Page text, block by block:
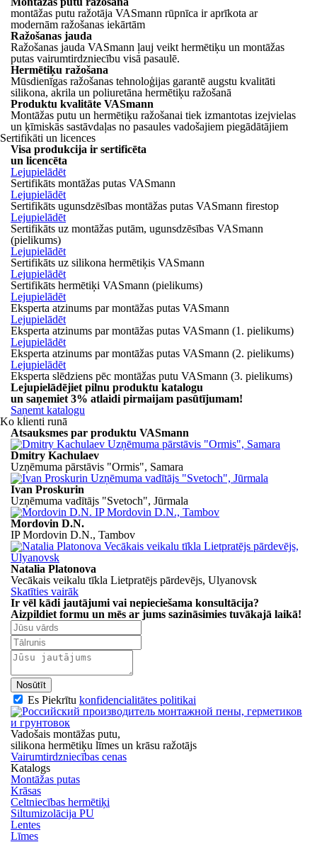
montāžas putu ražotāja VASmann rūpnīca ir aprīkota ar
modernām ražošanas iekārtām
Ražošanas jauda
Ražošanas jauda VASmann ļauj veikt hermētiķu un montāžas
putas vairumtirdzniecību visā pasaulē.
Hermētiķu ražošana
Mūsdienīgas ražošanas tehnoloģijas garantē augstu kvalitāti
silikona, akrila un poliuretāna hermētiķu ražošanā
Produktu kvalitāte VASmann
Montāžas putu un hermētiķu ražošanai tiek izmantotas izejvielas
un ķīmiskās sastāvdaļas no pasaules vadošajiem piegādātājiem
Sertifikāti un licences
Visa produkcija ir sertificēta
un licencēta
Lejupielādēt
Sertifikāts montāžas putas VASmann
Lejupielādēt
Sertifikāts ugunsdzēsības montāžas putas VASmann firestop
Lejupielādēt
Sertifikāts uz montāžas putām, ugunsdzēsības VASmann
(pielikums)
Lejupielādēt
Sertifikāts uz silikona hermētiķis VASmann
Lejupielādēt
Sertifikāts hermētiķi VASmann (pielikums)
Lejupielādēt
Eksperta atzinums par montāžas putas VASmann
Lejupielādēt
Eksperta atzinums par montāžas putas VASmann (1. pielikums)
Lejupielādēt
Eksperta atzinums par montāžas putas VASmann (2. pielikums)
Lejupielādēt
Eksperta slēdziens pēc montāžas putu VASmann (3. pielikums)
Lejupielādējiet pilnu produktu katalogu
un saņemiet 3% atlaidi pirmaijam pasūtījumam!
Saņemt katalogu
Ko klienti runā
Atsauksmes par produktu VASmann
Dmitry Kachulaev
Uzņēmuma pārstāvis "Ormis", Samara
Ivan Proskurin
Uzņēmuma vadītājs "Svetoch", Jūrmala
Mordovin D.N.
IP Mordovin D.N., Tambov
Natalia Platonova
Vecākais veikalu tīkla Lietpratējs pārdevējs, Ulyanovsk
Skatīties vairāk
Ir vēl kādi jautājumi vai nepieciešama konsultācija?
Aizpildiet formu un mēs ar jums sazināsimies tuvākajā laikā!
Nosūtīt
Es Piekrītu konfidencialitātes politikai
Vadošais montāžas putu,
silikona hermētiķu līmes un krāsu ražotājs
Vairumtirdzniecības cenas
Katalogs
Montāžas putas
Krāsas
Celtniecības hermētiķi
Siltumizolācija PU
Lentes
Līmes